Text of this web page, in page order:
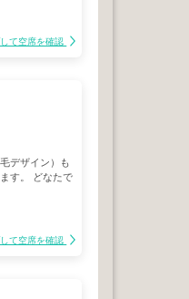
て空席を確認
デザイン）も
す。 どなたで
て空席を確認